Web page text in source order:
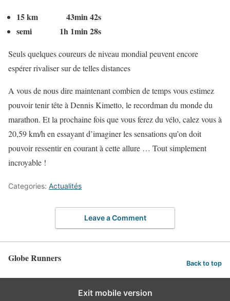
15 km 43min 42s
semi 1h 1min 28s
Seuls quelques coureurs de niveau mondial peuvent encore
espérer rivaliser sur de telles distances
A vous de nous dire maintenant combien de temps vous estimez
pouvoir tenir tête à Dennis Kimetto, le recordman du monde du
marathon. Et la prochaine fois que vous ferez du vélo, calez vous à
20,59 km/h en essayant d’imaginer les sensations qu’on doit
pouvoir ressentir en courant à cette allure … Tout simplement
incroyable !
Categories: Actualités
Leave a Comment
Globe Runners Back to top
Exit mobile version